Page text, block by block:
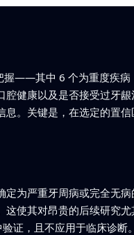
握——其中 6 个为重度疾病
健康以及是否接受过牙
。关键是，在选定的置
定为严重牙周病或完全无
使其对昂贵的后续研究
证，且不应用于临床诊断